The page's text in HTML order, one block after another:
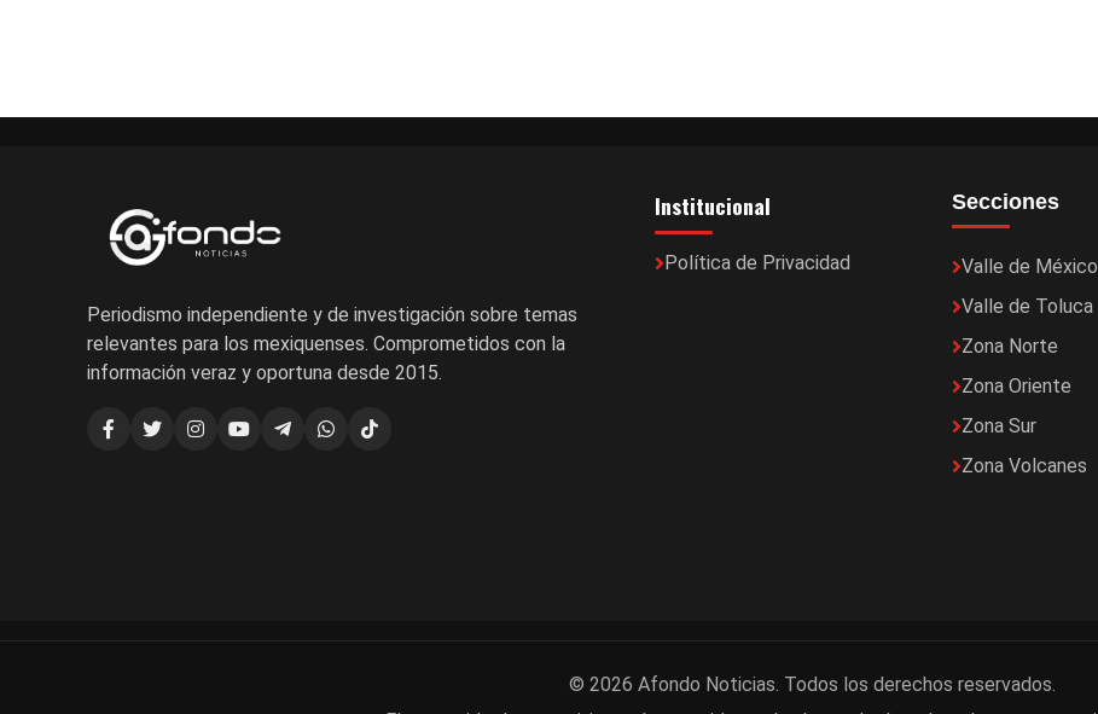
Periodismo independiente y de investigación sobre temas
relevantes para los mexiquenses. Comprometidos con la
información veraz y oportuna desde 2015.
Institucional
Política de Privacidad
Secciones
Valle de México
Valle de Toluca
Zona Norte
Zona Oriente
Zona Sur
Zona Volcanes
© 2026 Afondo Noticias. Todos los derechos reservados.